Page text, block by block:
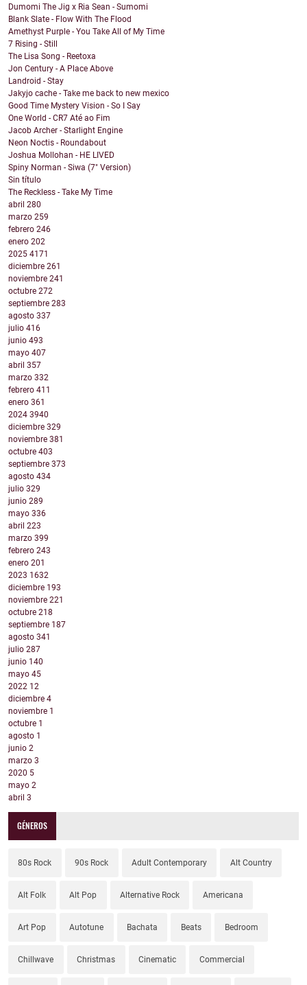
Dumomi The Jig x Ria Sean - Sumomi
Blank Slate - Flow With The Flood
Amethyst Purple - You Take All of My Time
7 Rising - Still
The Lisa Song - Reetoxa
Jon Century - A Place Above
Landroid - Stay
Jakyjo cache - Take me back to new mexico
Good Time Mystery Vision - So I Say
One World - CR7 Até ao Fim
Jacob Archer - Starlight Engine
Neon Noctis - Roundabout
Joshua Mollohan - HE LIVED
Spiny Norman - Siwa (7" Version)
Sin título
The Reckless - Take My Time
abril 280
marzo 259
febrero 246
enero 202
2025 4171
diciembre 261
noviembre 241
octubre 272
septiembre 283
agosto 337
julio 416
junio 493
mayo 407
abril 357
marzo 332
febrero 411
enero 361
2024 3940
diciembre 329
noviembre 381
octubre 403
septiembre 373
agosto 434
julio 329
junio 289
mayo 336
abril 223
marzo 399
febrero 243
enero 201
2023 1632
diciembre 193
noviembre 221
octubre 218
septiembre 187
agosto 341
julio 287
junio 140
mayo 45
2022 12
diciembre 4
noviembre 1
octubre 1
agosto 1
junio 2
marzo 3
2020 5
mayo 2
abril 3
GÉNEROS
80s Rock 90s Rock Adult Contemporary Alt Country
Alt Folk Alt Pop Alternative Rock Americana
Art Pop Autotune Bachata Beats Bedroom
Chillwave Christmas Cinematic Commercial